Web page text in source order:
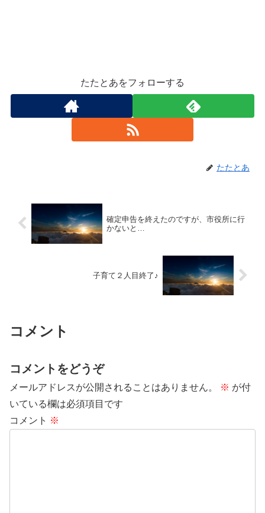
たたとあをフォローする
たたとあ
確定申告を終えたのですが、市役所に行
かないと…
子育て２人目終了♪
コメント
コメントをどうぞ
メールアドレスが公開されることはありません。 ※ が付
いている欄は必須項目です
コメント ※